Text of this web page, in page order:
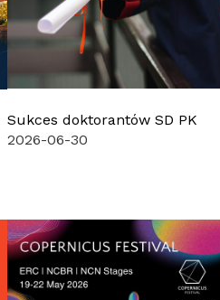
Sukces doktorantów SD PK
2026-06-30